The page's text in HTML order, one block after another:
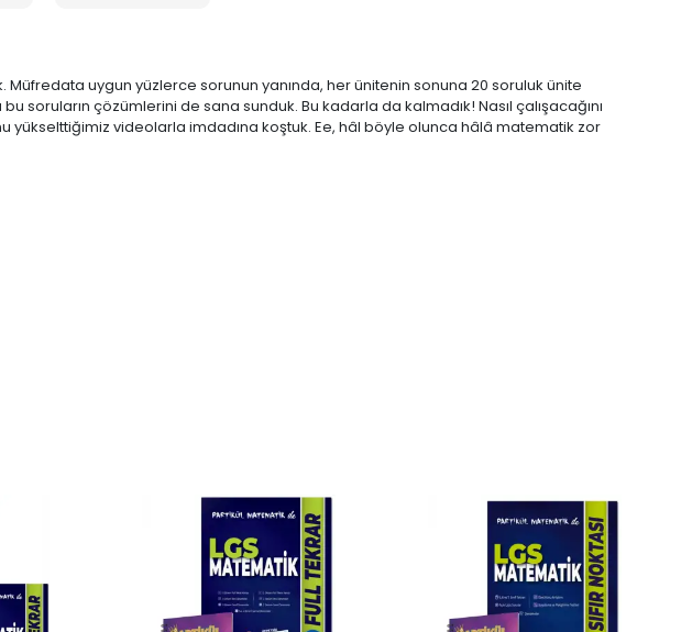
Müfredata uygun yüzlerce sorunun yanında, her ünitenin sonuna 20 soruluk ünite
soruların çözümlerini de sana sunduk. Bu kadarla da kalmadık! Nasıl çalışacağını
yükselttiğimiz videolarla imdadına koştuk. Ee, hâl böyle olunca hâlâ matematik zor